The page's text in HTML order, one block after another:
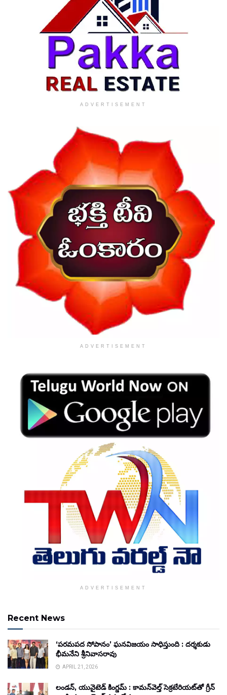
ADVERTISEMENT
ADVERTISEMENT
ADVERTISEMENT
Recent News
‘పరమపద సోపానం’ ఘనవిజయం సాధిస్తుంది : దర్శకుడు
భీమనేని శ్రీనివాసరావు
APRIL 21, 2026
లండన్, యునైటెడ్ కింగ్డమ్ : కామన్‌వెల్త్ సెక్రటేరియట్‌తో గ్రీన్